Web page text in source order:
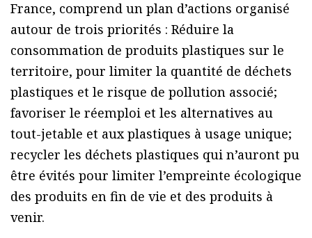
France, comprend un plan d’actions organisé
autour de trois priorités : Réduire la
consommation de produits plastiques sur le
territoire, pour limiter la quantité de déchets
plastiques et le risque de pollution associé;
favoriser le réemploi et les alternatives au
tout-jetable et aux plastiques à usage unique;
recycler les déchets plastiques qui n’auront pu
être évités pour limiter l’empreinte écologique
des produits en fin de vie et des produits à
venir.